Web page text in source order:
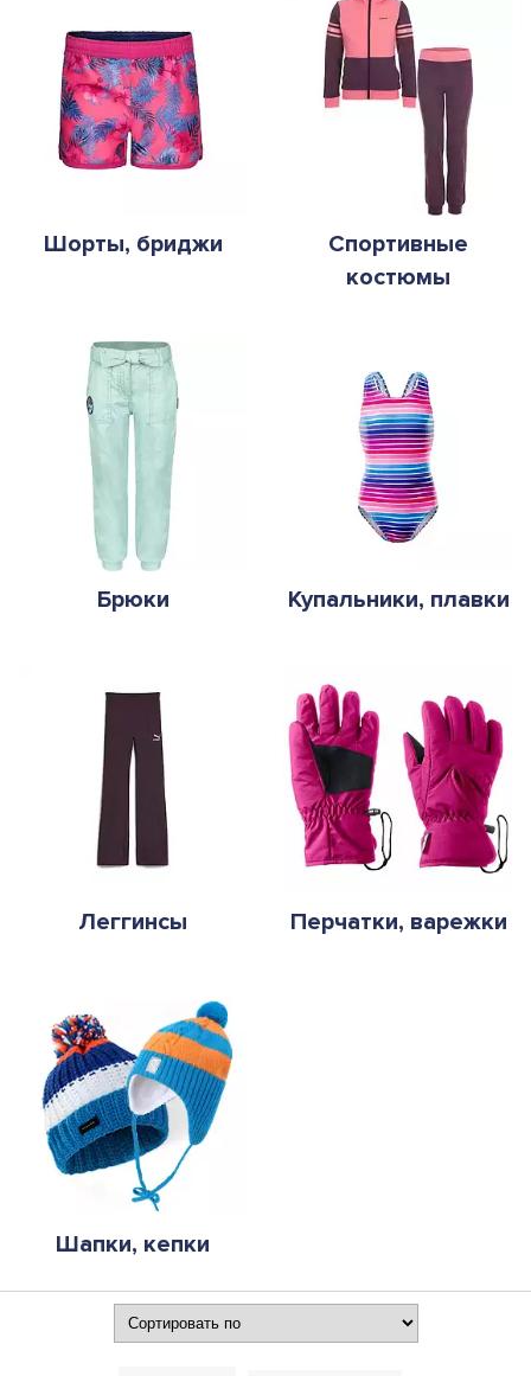
Шорты, бриджи
Спортивные
костюмы
Брюки Купальники, плавки
Леггинсы Перчатки, варежки
Шапки, кепки